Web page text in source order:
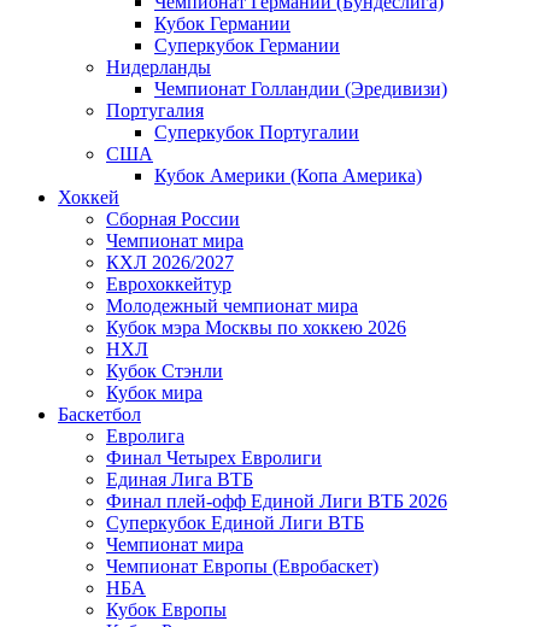
Кубок Германии
Суперкубок Германии
Нидерланды
Чемпионат Голландии (Эредивизи)
Португалия
Суперкубок Португалии
США
Кубок Америки (Копа Америка)
Хоккей
Сборная России
Чемпионат мира
КХЛ 2026/2027
Еврохоккейтур
Молодежный чемпионат мира
Кубок мэра Москвы по хоккею 2026
НХЛ
Кубок Стэнли
Кубок мира
Баскетбол
Евролига
Финал Четырех Евролиги
Единая Лига ВТБ
Финал плей-офф Единой Лиги ВТБ 2026
Суперкубок Единой Лиги ВТБ
Чемпионат мира
Чемпионат Европы (Евробаскет)
НБА
Кубок Европы